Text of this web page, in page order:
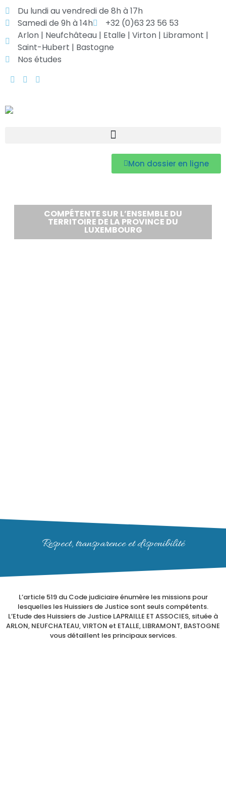
Du lundi au vendredi de 8h à 17h
Samedi de 9h à 14h
+32 (0)63 23 56 53
Arlon | Neufchâteau | Etalle | Virton | Libramont |
Saint-Hubert | Bastogne
Nos études
Mon dossier en ligne
COMPÉTENTE SUR L’ENSEMBLE DU
TERRITOIRE DE LA PROVINCE DU
LUXEMBOURG
Respect, transparence et disponibilité
L’article 519 du Code judiciaire énumère les missions pour
lesquelles les Huissiers de Justice sont seuls compétents.
L’Etude des Huissiers de Justice LAPRAILLE ET ASSOCIES, située à
ARLON, NEUFCHATEAU, VIRTON et ETALLE, LIBRAMONT, BASTOGNE
vous détaillent les principaux services.